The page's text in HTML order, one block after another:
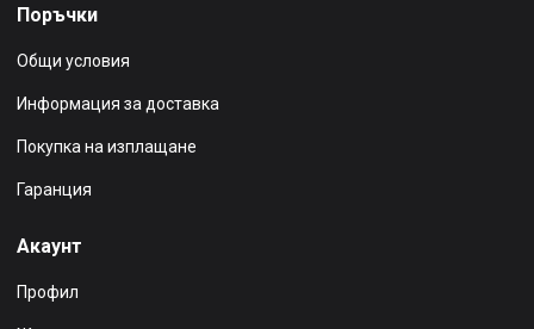
Поръчки
Общи условия
Информация за доставка
Покупка на изплащане
Гаранция
Акаунт
Профил